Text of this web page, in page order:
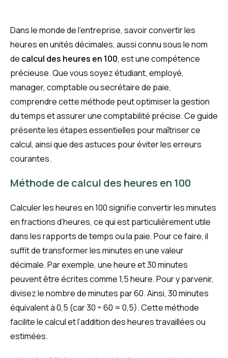
Dans le monde de l’entreprise, savoir convertir les
heures en unités décimales, aussi connu sous le nom
de calcul des heures en 100, est une compétence
précieuse. Que vous soyez étudiant, employé,
manager, comptable ou secrétaire de paie,
comprendre cette méthode peut optimiser la gestion
du temps et assurer une comptabilité précise. Ce guide
présente les étapes essentielles pour maîtriser ce
calcul, ainsi que des astuces pour éviter les erreurs
courantes.
Méthode de calcul des heures en 100
Calculer les heures en 100 signifie convertir les minutes
en fractions d’heures, ce qui est particulièrement utile
dans les rapports de temps ou la paie. Pour ce faire, il
suffit de transformer les minutes en une valeur
décimale. Par exemple, une heure et 30 minutes
peuvent être écrites comme 1,5 heure. Pour y parvenir,
divisez le nombre de minutes par 60. Ainsi, 30 minutes
équivalent à 0,5 (car 30 ÷ 60 = 0,5). Cette méthode
facilite le calcul et l’addition des heures travaillées ou
estimées.